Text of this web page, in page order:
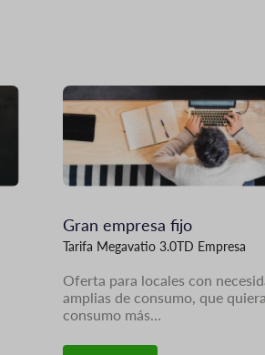
Imagen
Gran empresa fijo
Tarifa Megavatio 3.0TD Empresa
Oferta para locales con
amplias de consumo, que
consumo más…